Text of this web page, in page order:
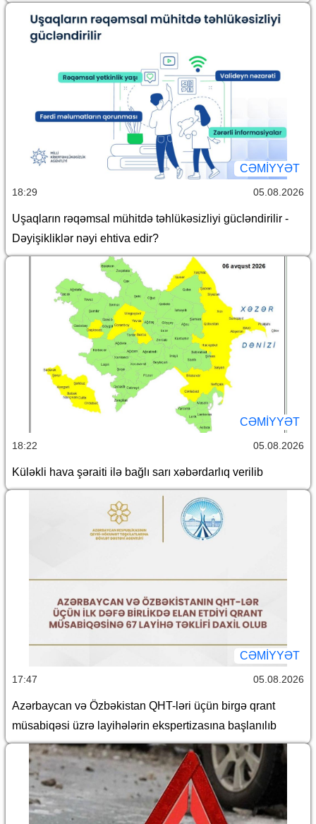
CƏMİYYƏT
18:29 05.08.2026
Uşaqların rəqəmsal mühitdə təhlükəsizliyi gücləndirilir -
Dəyişikliklər nəyi ehtiva edir?
CƏMİYYƏT
18:22 05.08.2026
Küləkli hava şəraiti ilə bağlı sarı xəbərdarlıq verilib
CƏMİYYƏT
17:47 05.08.2026
Azərbaycan və Özbəkistan QHT-ləri üçün birgə qrant
müsabiqəsi üzrə layihələrin ekspertizasına başlanılıb